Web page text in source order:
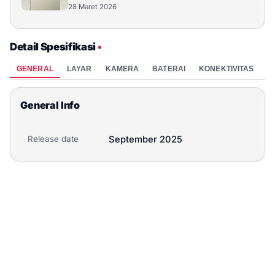
28 Maret 2026
Detail Spesifikasi•
GENERAL LAYAR KAMERA BATERAI KONEKTIVITAS
General Info
Release date September 2025